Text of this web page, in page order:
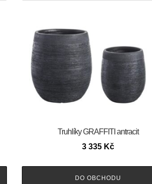
Truhlíky GRAFFITI antracit
3 335 Kč
DO OBCHODU